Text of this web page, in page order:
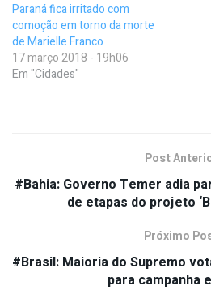
Paraná fica irritado com
comoção em torno da morte
de Marielle Franco
17 março 2018 - 19h06
Em "Cidades"
Post
#Bahia: Governo Temer adia
de etapas do projeto
Próximo
#Brasil: Maioria do Supremo
para campanha